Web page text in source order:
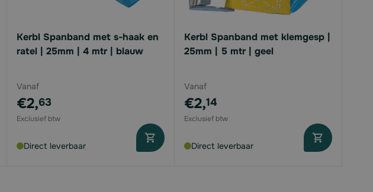
Kerbl Spanband met s-haak en
ratel | 25mm | 4 mtr | blauw
Vanaf
€2,63
Direct leverbaar
Kerbl Spanband met klemgesp |
25mm | 5 mtr | geel
Vanaf
€2,14
Direct leverbaar